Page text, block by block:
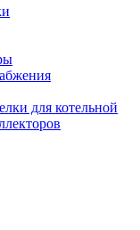
для котельной